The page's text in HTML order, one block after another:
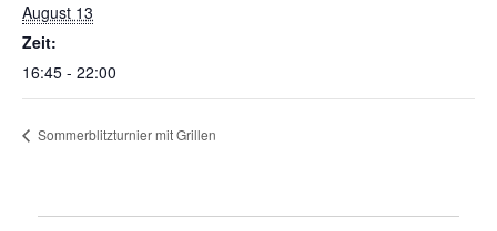
August 13
Zeit:
16:45 - 22:00
Sommerblitzturnier mit Grillen